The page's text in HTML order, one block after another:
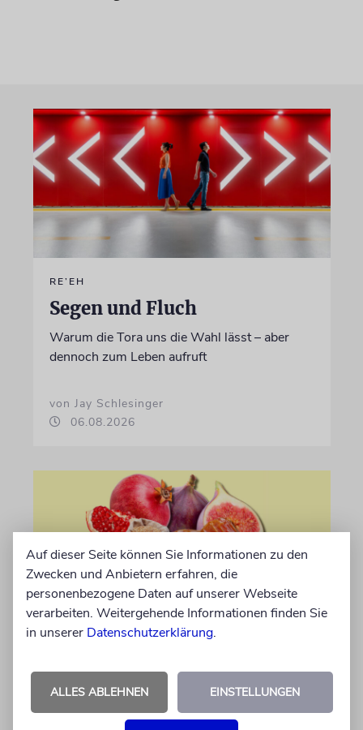
RE’EH
Segen und Fluch
Warum die Tora uns die Wahl lässt – aber
dennoch zum Leben aufruft
von Jay Schlesinger
06.08.2026
Die Sieben Arten
Der Wochenabschnitt führt durch das Land
der Tora, zu Quellen, Bergen und Früchten
Auf dieser Seite können Sie Informationen zu den
Zwecken und Anbietern erfahren, die
personenbezogene Daten auf unserer Webseite
verarbeiten. Weitergehende Informationen finden Sie
in unserer Datenschutzerklärung.
ALLES ABLEHNEN EINSTELLUNGEN